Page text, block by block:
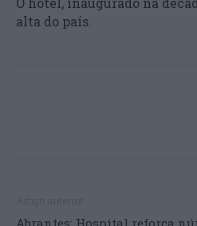
alta do país.
Abrantes: Hospital reforça